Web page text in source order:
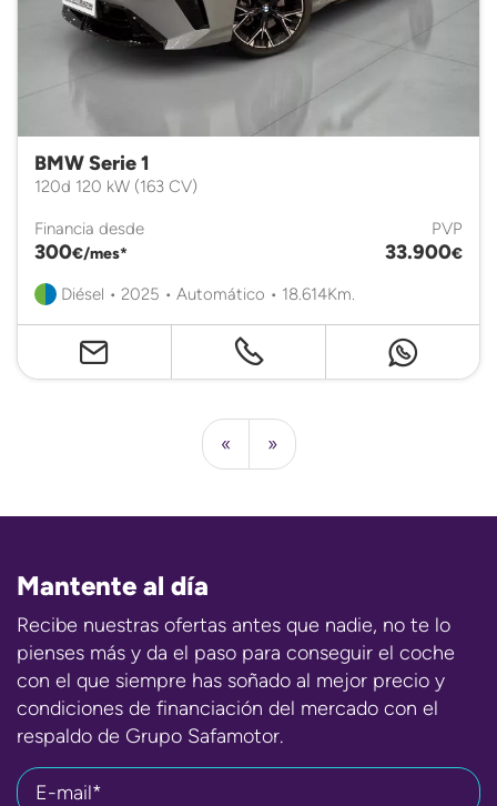
BMW Serie 1
120d 120 kW (163 CV)
Financia desde
300€/mes*
PVP
33.900€
Diésel • 2025 • Automático • 18.614Km.
« »
Mantente al día
Recibe nuestras ofertas antes que nadie, no te lo
pienses más y da el paso para conseguir el coche
con el que siempre has soñado al mejor precio y
condiciones de financiación del mercado con el
respaldo de Grupo Safamotor.
E-mail*